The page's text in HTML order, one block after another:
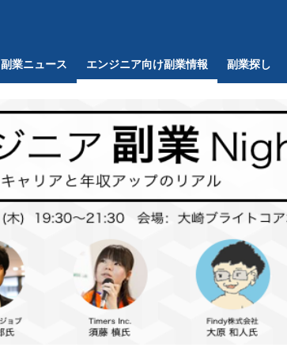
副業ニュース エンジニア向け副業情報 副業探し